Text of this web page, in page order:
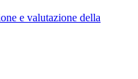
e valutazione della